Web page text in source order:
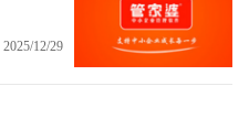
2025/12/29